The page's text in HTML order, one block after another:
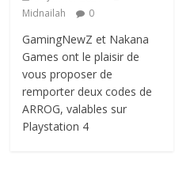
Midnailah
0
GamingNewZ et Nakana
Games ont le plaisir de
vous proposer de
remporter deux codes de
ARROG, valables sur
Playstation 4